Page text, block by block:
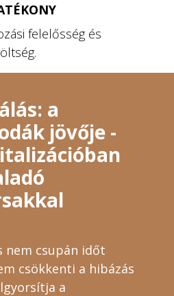
felelősség és
a
jövője -
nem csupán időt
csökkenti a hibázás
a